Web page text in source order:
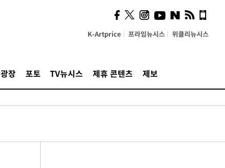
K-Artprice 프라임뉴시스 위클리뉴시스
광장 포토 TV뉴시스 제휴 콘텐츠 제보